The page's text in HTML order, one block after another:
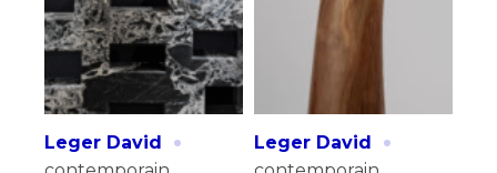
Leger David · Leger David ·